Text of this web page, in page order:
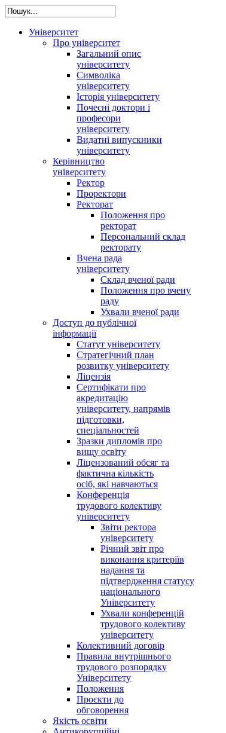
Університет
Про університет
Загальний опис
університету
Символіка
університету
Історія університету
Почесні доктори і
професори
університету
Видатні випускники
університету
Керівництво
університету
Ректор
Проректори
Ректорат
Положення про
ректорат
Персональний склад
ректорату
Вчена рада
університету
Склад вченої ради
Положення про вчену
раду
Ухвали вченої ради
Доступ до публічної
інформації
Статут університету
Стратегічний план
розвитку університету
Ліцензія
Сертифікати про
акредитацію
університету, напрямів
підготовки,
спеціальностей
Зразки дипломів про
вищу освіту
Ліцензований обсяг та
фактична кількість
осіб, які навчаються
Конференція
трудового колективу
університету
Звіти ректора
університету
Річний звіт про
виконання критеріїв
надання та
підтвердження статусу
національного
Університету
Ухвали конференцій
трудового колективу
університету
Колективний договір
Правила внутрішнього
трудового розпорядку
Університету
Положення
Проєкти до
обговорення
Якість освіти